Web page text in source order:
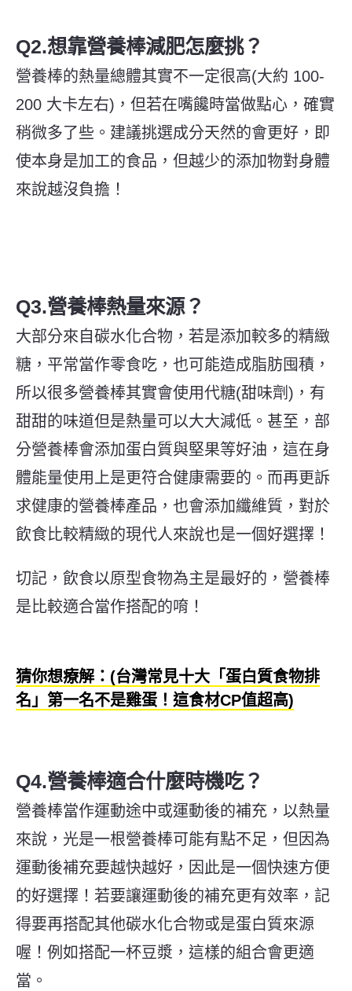
Q2.想靠營養棒減肥怎麼挑？
營養棒的熱量總體其實不一定很高(大約 100-
200 大卡左右)，但若在嘴饞時當做點心，確實
稍微多了些。建議挑選成分天然的會更好，即
使本身是加工的食品，但越少的添加物對身體
來說越沒負擔！
Q3.營養棒熱量來源？
大部分來自碳水化合物，若是添加較多的精緻
糖 ，平常當作零食吃，也可能造成脂肪囤積，
所以很多營養棒其實會使用代糖(甜味劑)，有
甜甜的味道但是熱量可以大大減低。甚至，部
分營養棒會添加蛋白質與堅果等好油，這在身
體能量使用上是更符合健康需要的。 而再更訴
求健康的營養棒產品 ， 也會添加纖維質，對於
飲食比較精緻的現代人來說也是一個好選擇！
切記，飲食以原型食物為主是最好的，營養棒
是比較適合當作搭配的唷！
猜你想療解：(台灣常見十大「蛋白質食物排
名」第一名不是雞蛋！這食材CP值超高)
Q4.營養棒適合什麼時機吃？
營養棒當作運動途中或運動後的補充，以熱量
來說，光是一根營養棒可能有點不足，但因為
運動後補充要越快越好，因此是一個快速方便
的好選擇！若要讓運動後的補充更有效率，記
得要再搭配其他碳水化合物或是蛋白質來源
喔！例如搭配一杯豆漿，這樣的組合會更適
當。